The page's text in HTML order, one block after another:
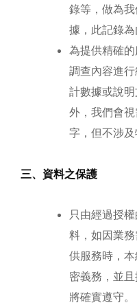
錄等，做為
據，此記錄為
為提供精確
調查內容進
計數據或說
外，我們會
字，但不涉及
三、資料之保護
只由經過授
料，如因業
供服務時，
密義務，並
將確實遵守。